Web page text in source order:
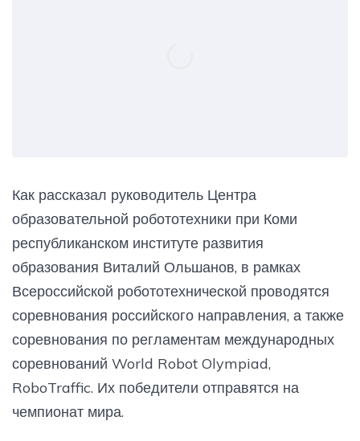
Как рассказал руководитель Центра
образовательной робототехники при Коми
республиканском институте развития
образования Виталий Ольшанов, в рамках
Всероссийской робототехнической проводятся
соревнования российского направления, а также
соревнования по регламентам международных
соревнований World Robot Olympiad,
RoboTraffic. Их победители отправятся на
чемпионат мира.